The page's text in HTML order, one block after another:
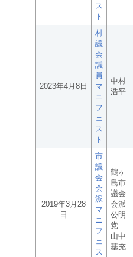
ス
ト
2023年4月8日
村
議
会
議
員
マ
ニ
フ
ェ
ス
ト
中村
浩平
2019年3月28
日
市
議
会
会
派
マ
ニ
フ
ェ
ス
鶴ヶ
島市
議会
会派
公明
党
山中
基充